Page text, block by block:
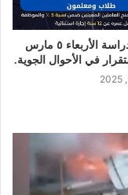
تعطيل الدراسة الأربعاء ٥ مارس
في الأحوال الجوية.